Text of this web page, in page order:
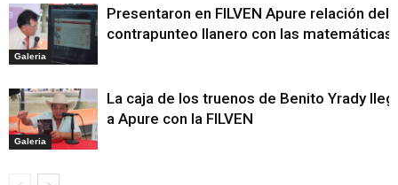
Galeria
Presentaron en FILVEN Apure relación del
contrapunteo llanero con las matemáticas
Galeria
La caja de los truenos de Benito Yrady
a Apure con la FILVEN